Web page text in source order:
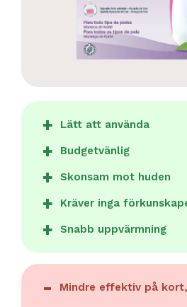
Lätt att använda
Budgetvänlig
Skonsam mot huden
Kräver inga
Snabb uppvärmning
Mindre effektiv på